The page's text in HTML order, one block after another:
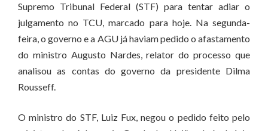
Supremo Tribunal Federal (STF) para tentar adiar o
julgamento no TCU, marcado para hoje. Na segunda-
feira, o governo e a AGU já haviam pedido o afastamento
do ministro Augusto Nardes, relator do processo que
analisou as contas do governo da presidente Dilma
Rousseff.
O ministro do STF, Luiz Fux, negou o pedido feito pelo